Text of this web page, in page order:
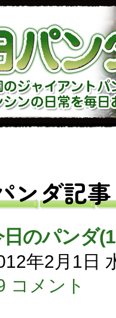
ンダ記事
日のパンダ
年2月1日
コメント